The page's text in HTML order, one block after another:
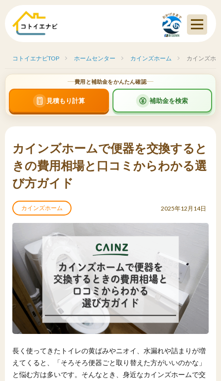
コトイエナビTOP ホームセンター カインズホーム カインズホ
費用と補助金をかんたん確認
見積もり計算 補助金を検索
カインズホームで便器を交換すると
きの費用相場と口コミからわかる選
び方ガイド
カインズホーム 2025年12月14日
長く使ってきたトイレの黄ばみやニオイ、水漏れや詰まりが増
えてくると、「そろそろ便器ごと取り替えた方がいいのかな」
と悩む方は多いです。そんなとき、身近なカインズホームで交